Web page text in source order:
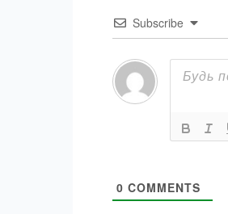
Subscribe
0 COMMENTS